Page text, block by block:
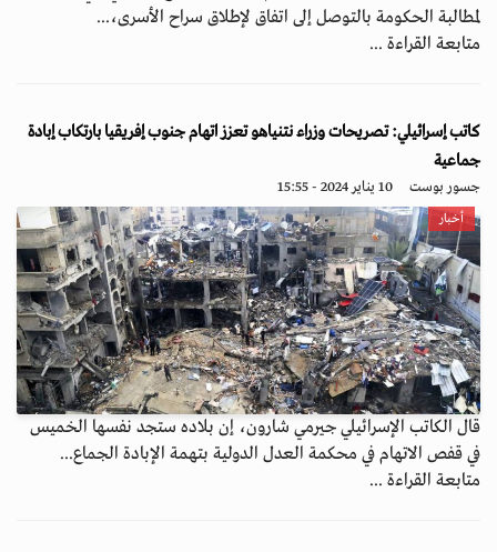
لمطالبة الحكومة بالتوصل إلى اتفاق لإطلاق سراح الأسرى،...
متابعة القراءة ...
كاتب إسرائيلي: تصريحات وزراء نتنياهو تعزز اتهام جنوب إفريقيا بارتكاب إبادة
جماعية
جسور بوست 10 يناير 2024 - 15:55
أخبار
قال الكاتب الإسرائيلي جيرمي شارون، إن بلاده ستجد نفسها الخميس
في قفص الاتهام في محكمة العدل الدولية بتهمة الإبادة الجماع...
متابعة القراءة ...